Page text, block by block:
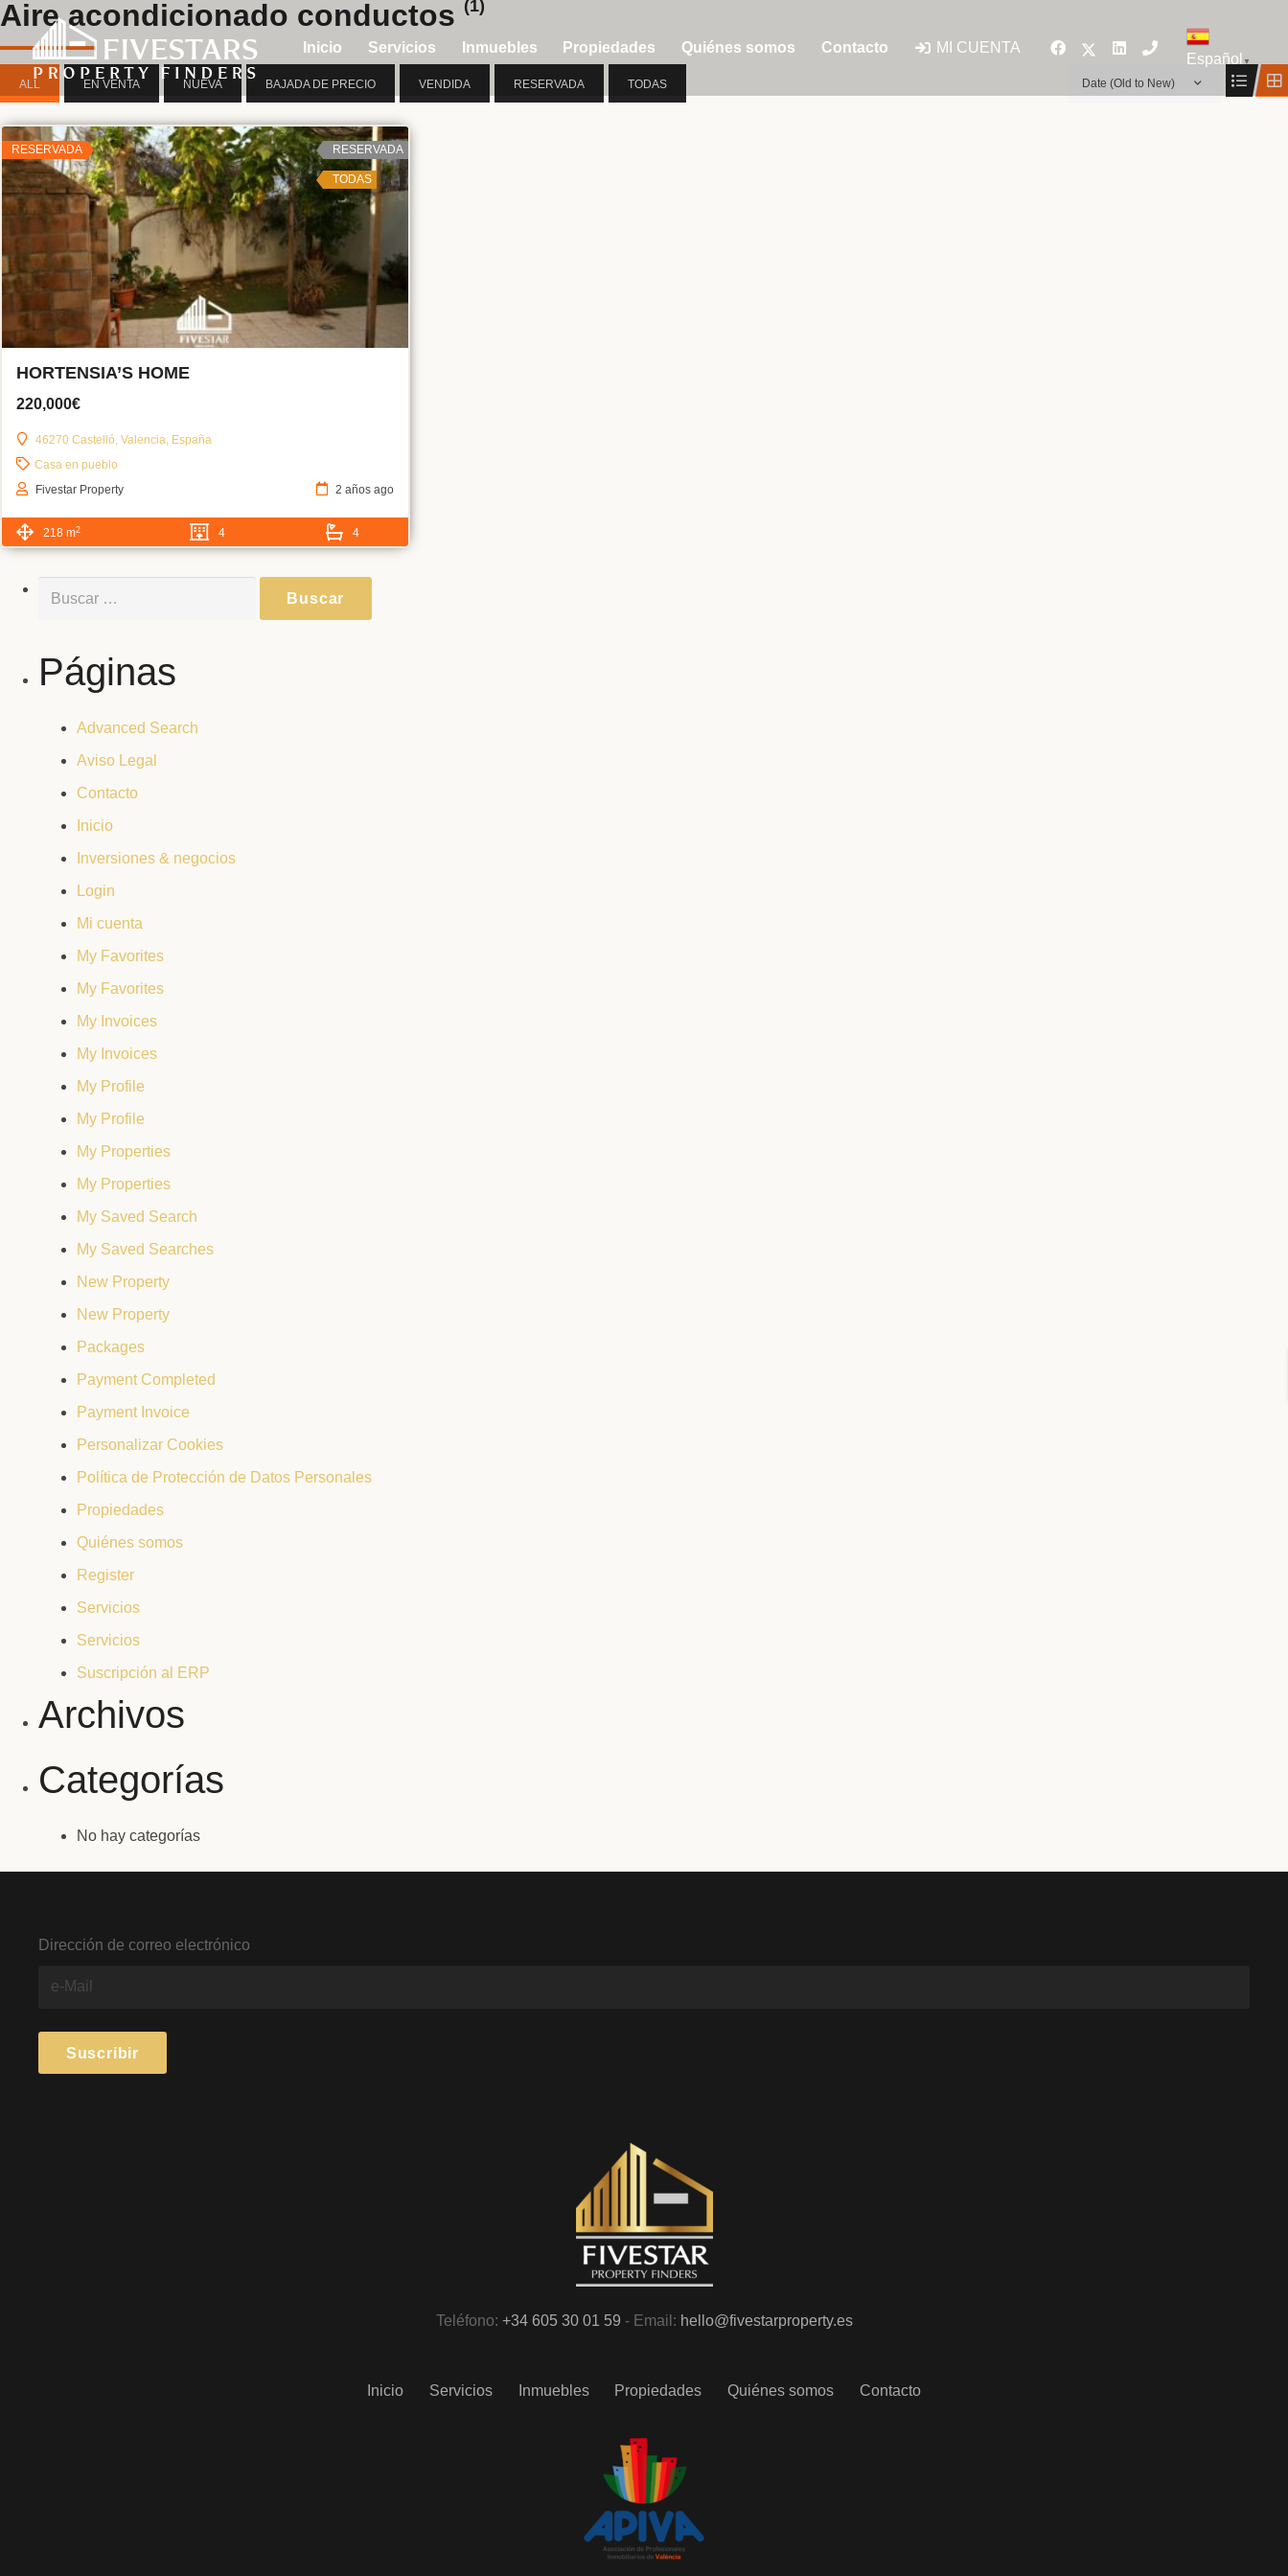
Inicio Servicios Inmuebles Propiedades Quiénes somos Contacto MI CUENTA
Español ▼
Aire acondicionado conductos (1)
ALL EN VENTA NUEVA BAJADA DE PRECIO VENDIDA RESERVADA TODAS Date (Old to New)
RESERVADA RESERVADA
TODAS
HORTENSIA’S HOME
220,000€
46270 Castelló, Valencia, España
Casa en pueblo
Fivestar Property
2 años ago
218 m2 4 4
Páginas
Advanced Search
Aviso Legal
Contacto
Inicio
Inversiones & negocios
Login
Mi cuenta
My Favorites
My Favorites
My Invoices
My Invoices
My Profile
My Profile
My Properties
My Properties
My Saved Search
My Saved Searches
New Property
New Property
Packages
Payment Completed
Payment Invoice
Personalizar Cookies
Política de Protección de Datos Personales
Propiedades
Quiénes somos
Register
Servicios
Servicios
Suscripción al ERP
Archivos
Categorías
No hay categorías
Dirección de correo electrónico
Teléfono: +34 605 30 01 59 - Email: hello@fivestarproperty.es
Inicio Servicios Inmuebles Propiedades Quiénes somos Contacto